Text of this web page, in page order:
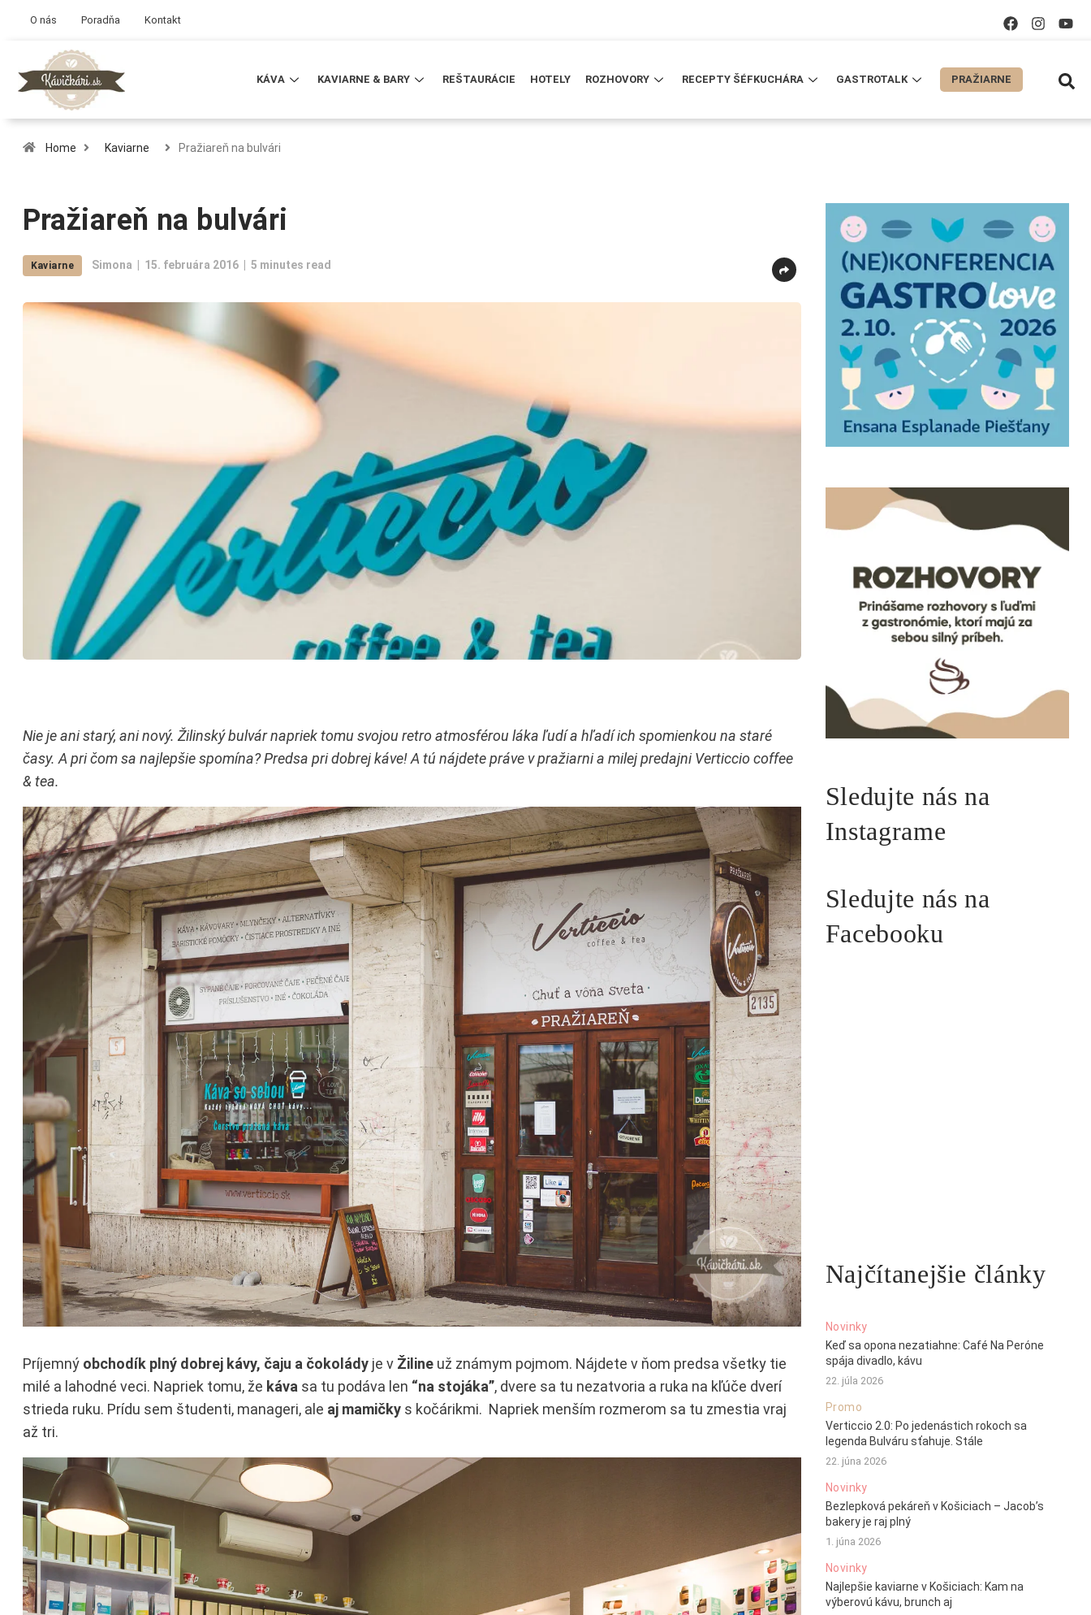
O nás Poradňa Kontakt
KÁVA KAVIARNE & BARY REŠTAURÁCIE HOTELY ROZHOVORY RECEPTY ŠÉFKUCHÁRA GASTROTALK PRAŽIARNE
Home Kaviarne Pražiareň na bulvári
Pražiareň na bulvári
Kaviarne Simona 15. februára 2016 5 minutes read
Nie je ani starý, ani nový. Žilinský bulvár napriek tomu svojou retro atmosférou láka ľudí a hľadí ich spomienkou na staré
časy. A pri čom sa najlepšie spomína? Predsa pri dobrej káve! A tú nájdete práve v pražiarni a milej predajni Verticcio coffee
& tea.
Príjemný obchodík plný dobrej kávy, čaju a čokoládyje v Žilineuž známym pojmom. Nájdete v ňom predsa všetky tie
milé a lahodné veci. Napriek tomu, že kávasa tu podáva len “na stojáka”, dvere sa tu nezatvoria a ruka na kľúče dverí
strieda ruku. Prídu sem študenti, manageri, ale aj mamičkys kočárikmi. Napriek menším rozmerom sa tu zmestia vraj
až tri.
Sledujte nás na
Instagrame
Sledujte nás na
Facebooku
Najčítanejšie články
Novinky
Keď sa opona nezatiahne: Café Na Peróne
spája divadlo, kávu
22. júla 2026
Promo
Verticcio 2.0: Po jedenástich rokoch sa
legenda Bulváru sťahuje. Stále
22. júna 2026
Novinky
Bezlepková pekáreň v Košiciach – Jacob’s
bakery je raj plný
1. júna 2026
Novinky
Najlepšie kaviarne v Košiciach: Kam na
výberovú kávu, brunch aj